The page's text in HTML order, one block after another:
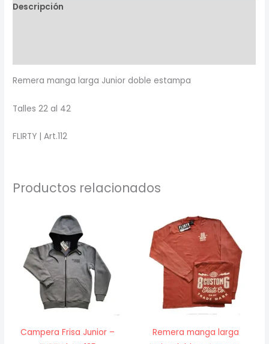
Descripción
Remera manga larga Junior doble estampa
Talles 22 al 42
FLIRTY | Art.112
Productos relacionados
Campera Frisa Junior –
Remera manga larga